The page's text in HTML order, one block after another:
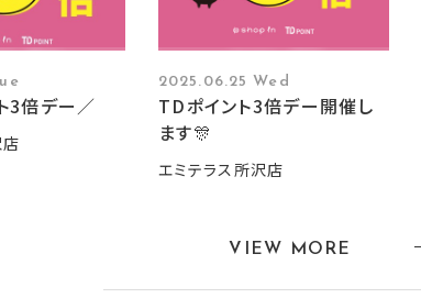
3倍デー／
2025.06.25 Wed
TDポイント3倍デー開催し
ます🎊
エミテラス所沢店
VIEW MORE